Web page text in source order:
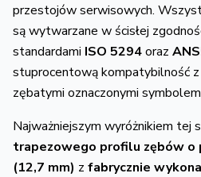
przestojów serwisowych.
są wytwarzane w ścisłej
standardami ISO 5294oraz
stuprocentową kompatybilność
zębatymi oznaczonymi
Najważniejszym wyróżnikiem tej
trapezowego profilu zębów o
(12,7 mm) z fabrycznie